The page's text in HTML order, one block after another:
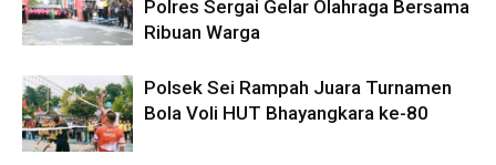
Polres Sergai Gelar Olahraga Bersama
Ribuan Warga
Polsek Sei Rampah Juara Turnamen
Bola Voli HUT Bhayangkara ke-80